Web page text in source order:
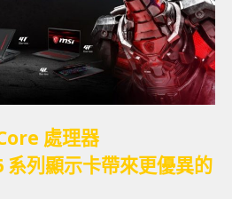
處理器
系列顯示卡帶來更優異的